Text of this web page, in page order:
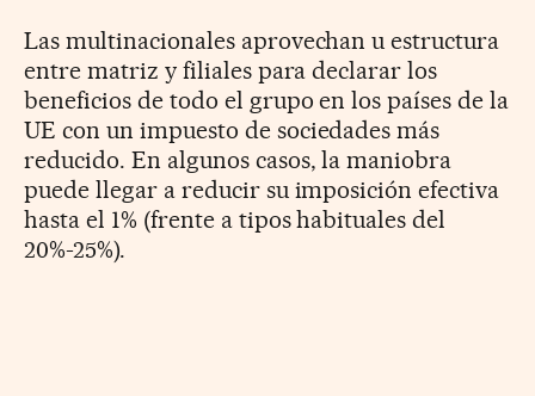
Las multinacionales aprovechan u estructura
entre matriz y filiales para declarar los
beneficios de todo el grupo en los países de la
UE con un impuesto de sociedades más
reducido. En algunos casos, la maniobra
puede llegar a reducir su imposición efectiva
hasta el 1% (frente a tipos habituales del
20%-25%).